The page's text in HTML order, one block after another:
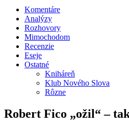
Komentáre
Analýzy
Rozhovory
Mimochodom
Recenzie
Eseje
Ostatné
Kniháreň
Klub Nového Slova
Rôzne
Robert Fico „ožil“ –